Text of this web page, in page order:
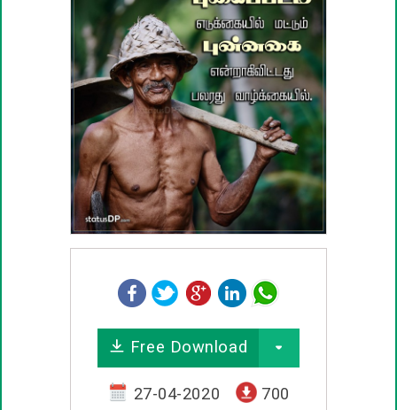
பழமொழிகள்
ஊக்கம் / உத்வேக பொன்மொழிகள்
காதல் பொன்மொழிகள்
மகிழ்ச்சி பொன்மொழிகள்
பொதுவான பொன்மொழிகள்
கடவுள் பொன்மொழிகள்
Free Download
27-04-2020 700